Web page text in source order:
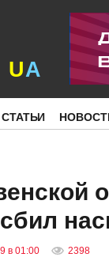
UA
СТАТЬИ
в 01:00 2398